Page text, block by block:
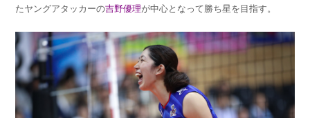
たヤングアタッカーの吉野優理が中心となって勝ち星を目指す。